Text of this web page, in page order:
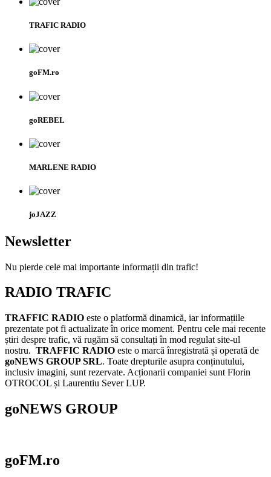
TRAFIC RADIO
goFM.ro
goREBEL
MARLENE RADIO
joJAZZ
Newsletter
Nu pierde cele mai importante informații din trafic!
RADIO TRAFIC
TRAFFIC RADIO este o platformă dinamică, iar informațiile
prezentate pot fi actualizate în orice moment. Pentru cele mai recente
știri despre trafic, vă rugăm să consultați în mod regulat site-ul
nostru. TRAFFIC RADIO este o marcă înregistrată și operată de
goNEWS GROUP SRL. Toate drepturile asupra conținutului,
inclusiv imagini, sunt rezervate. Acționarii companiei sunt Florin
OTROCOL și Laurentiu Sever LUP.
goNEWS GROUP
goFM.ro